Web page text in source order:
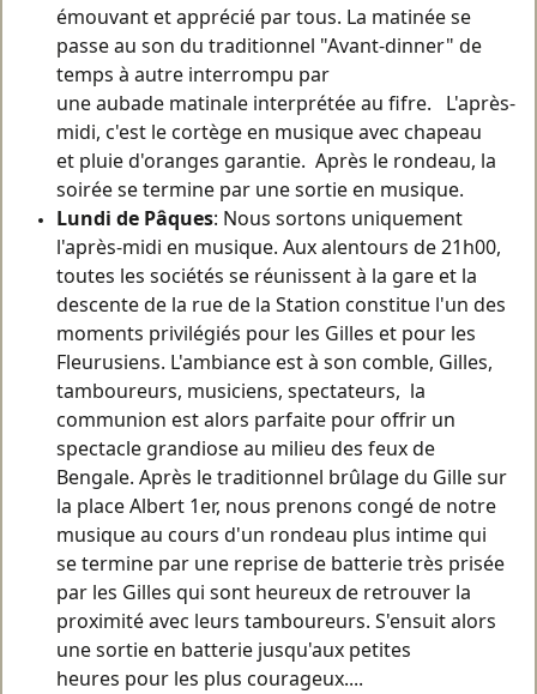
émouvant et apprécié par tous. La matinée se
passe au son du traditionnel "Avant-dinner" de
temps à autre interrompu par
une aubade matinale interprétée au fifre. L'après-
midi, c'est le cortège en musique avec chapeau
et pluie d'oranges garantie. Après le rondeau, la
soirée se termine par une sortie en musique.
Lundi de Pâques: Nous sortons uniquement
l'après-midi en musique. Aux alentours de 21h00,
toutes les sociétés se réunissent à la gare et la
descente de la rue de la Station constitue l'un des
moments privilégiés pour les Gilles et pour les
Fleurusiens. L'ambiance est à son comble, Gilles,
tamboureurs, musiciens, spectateurs, la
communion est alors parfaite pour offrir un
spectacle grandiose au milieu des feux de
Bengale. Après le traditionnel brûlage du Gille sur
la place Albert 1er, nous prenons congé de notre
musique au cours d'un rondeau plus intime qui
se termine par une reprise de batterie très prisée
par les Gilles qui sont heureux de retrouver la
proximité avec leurs tamboureurs. S'ensuit alors
une sortie en batterie jusqu'aux petites
heures pour les plus courageux....